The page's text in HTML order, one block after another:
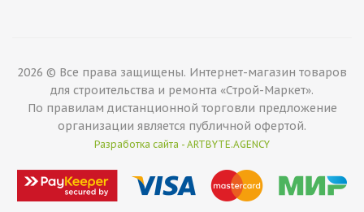
2026 © Все права защищены. Интернет-магазин товаров
для строительства и ремонта «Строй-Маркет».
По правилам дистанционной торговли предложение
организации является публичной офертой.
Разработка сайта - ARTBYTE.AGENCY